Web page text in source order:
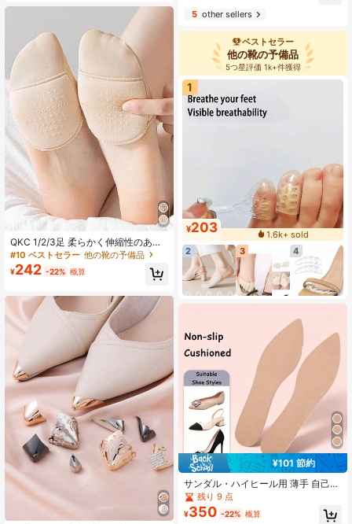
QKC 1/2/3足 柔らかく伸縮性のある
前足部靴下、滑り止め底、冬用シュ
ーズアクセサリーギフトアイデア
#10 ベストセラー 他の靴の予備品
¥242 -22% 概算
5other sellers
ベストセラー
他の靴の予備品
5つ星評価 1k+件獲得
1
¥203
1.6k+ sold
2
3 4
¥101 節約
サンダル・ハイヒール用 薄手 自己接
着式 尖ったつま先 レザーインソー
ル、吸汗 滑り止め 豚革パッド、デイ
リーカジュアルウェア用
残り 9 点
¥350 -22% 概算